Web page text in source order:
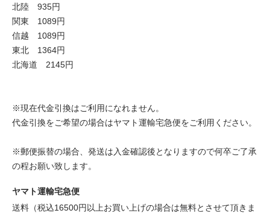
北陸 935円
関東 1089円
信越 1089円
東北 1364円
北海道 2145円
※現在代金引換はご利用になれません。
代金引換をご希望の場合はヤマト運輸宅急便をご利用ください。
※郵便振替の場合、発送は入金確認後となりますので何卒ご了承
の程お願い致します。
ヤマト運輸宅急便
送料（税込16500円以上お買い上げの場合は無料とさせて頂きま